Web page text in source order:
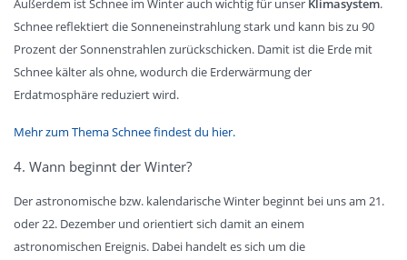
Außerdem ist Schnee im Winter auch wichtig für unser Klimasystem.
Schnee reflektiert die Sonneneinstrahlung stark und kann bis zu 90
Prozent der Sonnenstrahlen zurückschicken. Damit ist die Erde mit
Schnee kälter als ohne, wodurch die Erderwärmung der
Erdatmosphäre reduziert wird.
Mehr zum Thema Schnee findest du hier.
4. Wann beginnt der Winter?
Der astronomische bzw. kalendarische Winter beginnt bei uns am 21.
oder 22. Dezember und orientiert sich damit an einem
astronomischen Ereignis. Dabei handelt es sich um die